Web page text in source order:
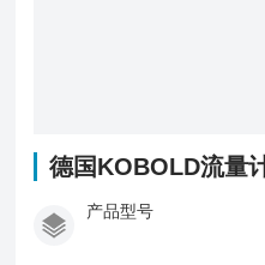
德国KOBOLD流量
产品型号